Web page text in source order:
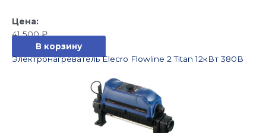
41 500₽
В корзину
Электронагреватель Elecro Flowline 2 Titan 12кВт 380В